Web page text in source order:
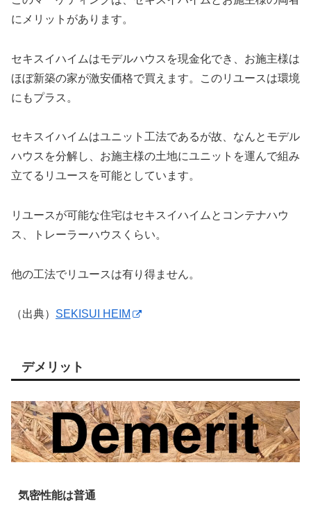
にメリットがあります。
セキスイハイムはモデルハウスを現金化でき、お施主様は
ほぼ新築の家が激安価格で買えます。このリユースは環境
にもプラス。
セキスイハイムはユニット工法であるが故、なんとモデル
ハウスを分解し、お施主様の土地にユニットを運んで組み
立てるリユースを可能としています。
リユースが可能な住宅はセキスイハイムとコンテナハウ
ス、トレーラーハウスくらい。
他の工法でリユースは有り得ません。
（出典） SEKISUI HEIM
デメリット
気密性能は普通